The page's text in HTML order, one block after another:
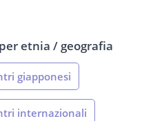
etnia / geografia
giapponesi
internazionali